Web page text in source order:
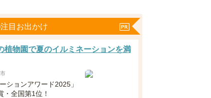
目お出かけ
植物園で夏のイルミネーションを満
ションアワード2025」
・全国第1位！